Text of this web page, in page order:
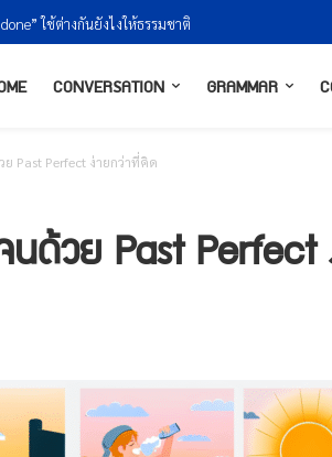
ใช้ต่างกันยังไงให้ธรรมชาติ
CONVERSATION GRAMMAR
ย Past Perfect ง่ายกว่าที่คิด
จนด้วย Past